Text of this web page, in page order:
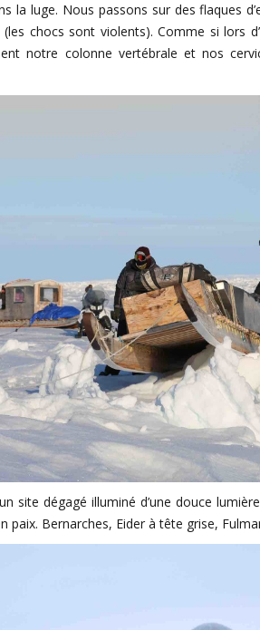
la luge. Nous passons sur des flaques
chocs sont violents). Comme si lors
notre colonne vertébrale et nos
site dégagé illuminé d’une douce
Bernarches, Eider à tête grise,